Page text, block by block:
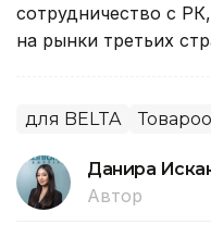
сотрудничество с
на рынки третьих
для BELTA
Данира
Автор